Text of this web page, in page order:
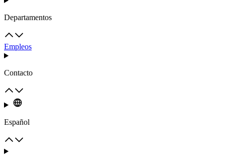
Departamentos
Empleos
Contacto
Español